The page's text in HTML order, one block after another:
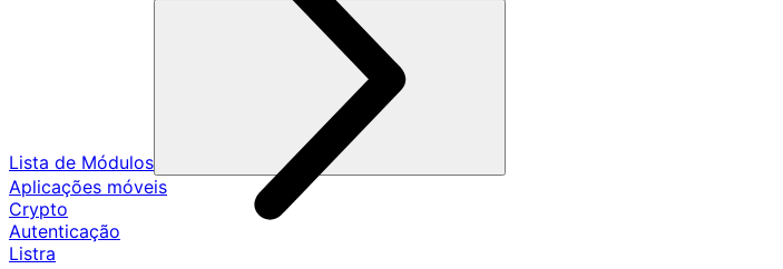
Lista de Módulos
Aplicações móveis
Crypto
Autenticação
Listra